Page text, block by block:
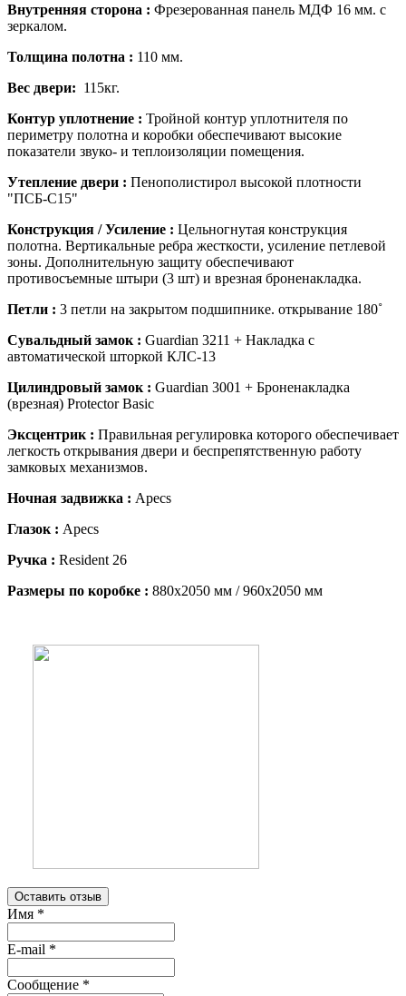
Внутренняя сторона : Фрезерованная панель МДФ 16 мм. с
зеркалом.
Толщина полотна : 110 мм.
Вес двери: 115кг.
Контур уплотнение : Тройной контур уплотнителя по
периметру полотна и коробки обеспечивают высокие
показатели звуко- и теплоизоляции помещения.
Утепление двери : Пенополистирол высокой плотности
"ПСБ-С15"
Конструкция / Усиление : Цельногнутая конструкция
полотна. Вертикальные ребра жесткости, усиление петлевой
зоны. Дополнительную защиту обеспечивают
противосъемные штыри (3 шт) и врезная броненакладка.
Петли : 3 петли на закрытом подшипнике. открывание 180˚
Сувальдный замок : Guardian 3211 + Накладка с
автоматической шторкой КЛС-13
Цилиндровый замок : Guardian 3001 + Броненакладка
(врезная) Protector Basic
Эксцентрик : Правильная регулировка которого обеспечивает
легкость открывания двери и беспрепятственную работу
замковых механизмов.
Ночная задвижка : Apecs
Глазок : Apecs
Ручка : Resident 26
Размеры по коробке : 880х2050 мм / 960х2050 мм
Оставить отзыв
Имя *
E-mail *
Сообщение *